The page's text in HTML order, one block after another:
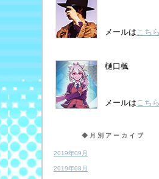
メールはこち
樋口楓
メールはこち
◆月別アーカイブ
2019年09月
2019年08月